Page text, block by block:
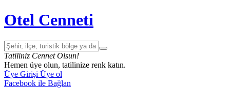
Otel Cenneti
Tatiliniz Cennet Olsun!
Hemen üye olun, tatilinize renk katın.
Üye Girişi Üye ol
Facebook ile Bağlan